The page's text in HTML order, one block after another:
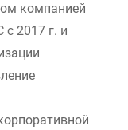
компанией
2017 г. и